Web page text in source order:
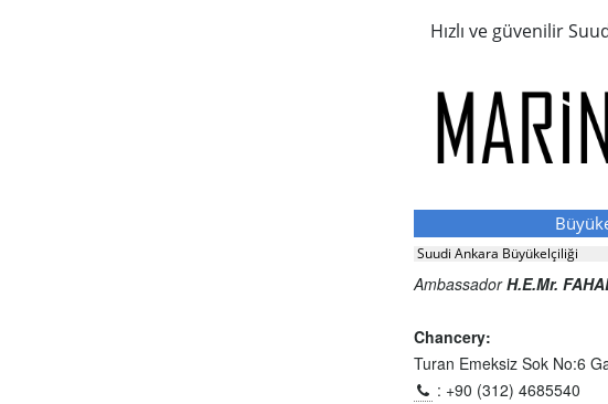
Hızlı ve güvenilir
Suudi Ankara Büyükelçiliği
AmbassadorH.E.Mr.
Chancery:
Turan Emeksiz Sok No:6
: +90 (312) 4685540